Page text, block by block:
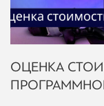
ОЦЕНКА